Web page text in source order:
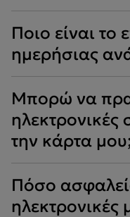
Ποιο είναι το
ημερήσιας
Μπορώ να
ηλεκτρονικές
την κάρτα
Πόσο